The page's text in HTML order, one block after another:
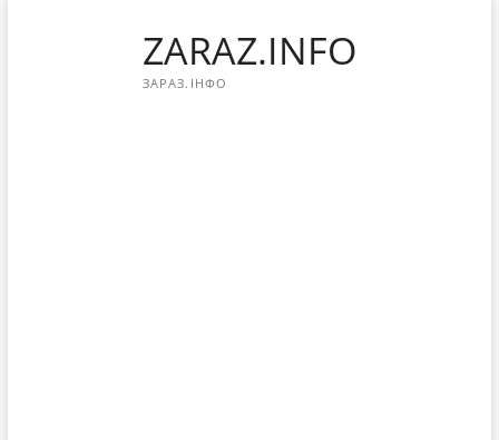
ZARAZ.INFO
ЗАРАЗ.ІНФО